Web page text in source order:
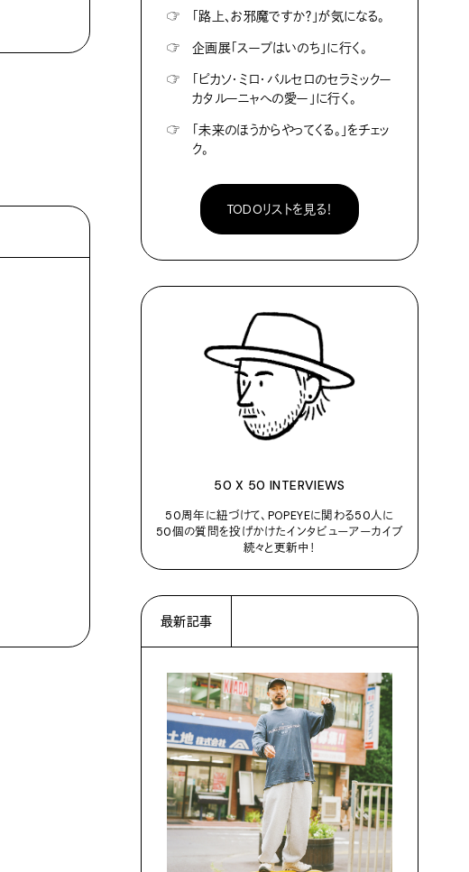
☞
「路上、お邪魔ですか？」が気になる。
☞
企画展「スープはいのち」に行く。
☞
「ピカソ・ミロ・バルセロのセラミックー
カタルーニャへの愛ー」に行く。
☞
「未来のほうからやってくる。」をチェッ
ク。
TODOリストを見る！
50 X 50 INTERVIEWS
50周年に紐づけて、POPEYEに関わる50人に
50個の質問を投げかけたインタビューアーカイブ
続々と更新中！
最新記事